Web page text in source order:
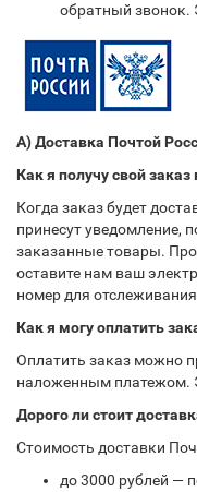
обратный звонок.
А) Доставка Почтой
Как я получу свой
Когда заказ будет
принесут уведомление,
заказанные товары.
оставите нам ваш
номер для
Как я могу оплатить
Оплатить заказ можно
наложенным платежом.
Дорого ли стоит
Стоимость доставки
до 3000 рублей —